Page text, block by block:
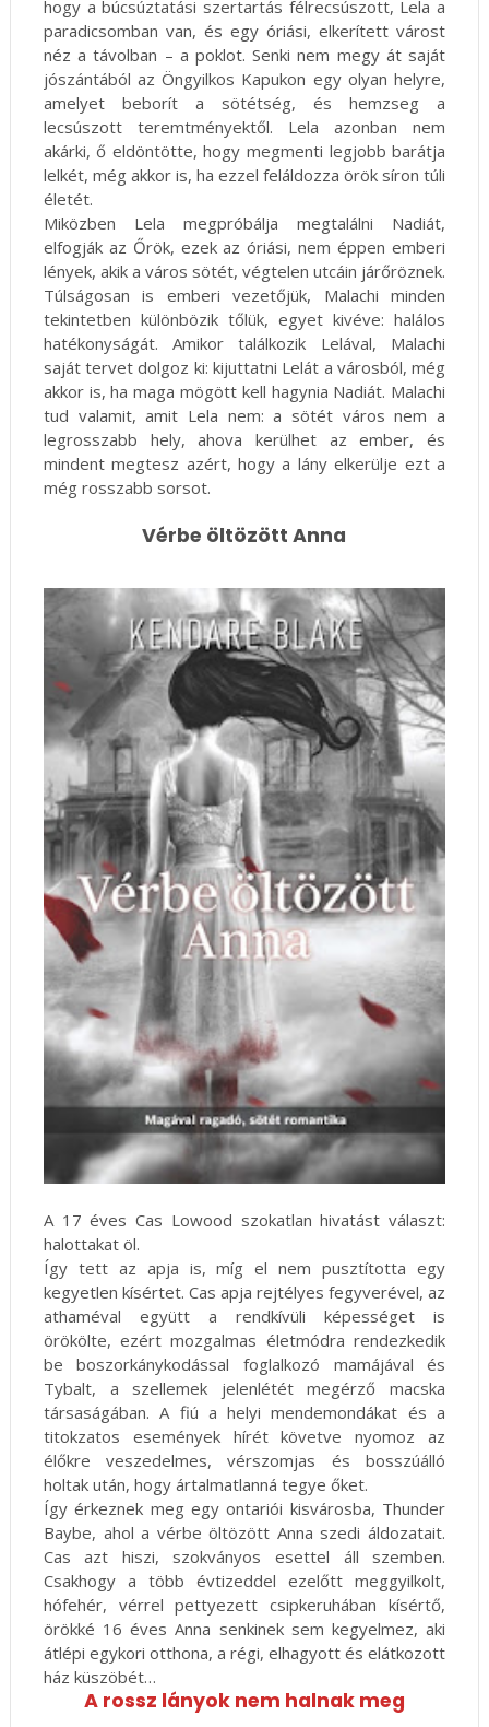
hogy a búcsúztatási szertartás félrecsúszott, Lela a
paradicsomban van, és egy óriási, elkerített várost
néz a távolban – a poklot. Senki nem megy át saját
jószántából az Öngyilkos Kapukon egy olyan helyre,
amelyet beborít a sötétség, és hemzseg a
lecsúszott teremtményektől. Lela azonban nem
akárki, ő eldöntötte, hogy megmenti legjobb barátja
lelkét, még akkor is, ha ezzel feláldozza örök síron túli
életét.
Miközben Lela megpróbálja megtalálni Nadiát,
elfogják az Őrök, ezek az óriási, nem éppen emberi
lények, akik a város sötét, végtelen utcáin járőröznek.
Túlságosan is emberi vezetőjük, Malachi minden
tekintetben különbözik tőlük, egyet kivéve: halálos
hatékonyságát. Amikor találkozik Lelával, Malachi
saját tervet dolgoz ki: kijuttatni Lelát a városból, még
akkor is, ha maga mögött kell hagynia Nadiát. Malachi
tud valamit, amit Lela nem: a sötét város nem a
legrosszabb hely, ahova kerülhet az ember, és
mindent megtesz azért, hogy a lány elkerülje ezt a
még rosszabb sorsot.
Vérbe öltözött Anna
A 17 éves Cas Lowood szokatlan hivatást választ:
halottakat öl.
Így tett az apja is, míg el nem pusztította egy
kegyetlen kísértet. Cas apja rejtélyes fegyverével, az
athaméval együtt a rendkívüli képességet is
örökölte, ezért mozgalmas életmódra rendezkedik
be boszorkánykodással foglalkozó mamájával és
Tybalt, a szellemek jelenlétét megérző macska
társaságában. A fiú a helyi mendemondákat és a
titokzatos események hírét követve nyomoz az
élőkre veszedelmes, vérszomjas és bosszúálló
holtak után, hogy ártalmatlanná tegye őket.
Így érkeznek meg egy ontariói kisvárosba, Thunder
Baybe, ahol a vérbe öltözött Anna szedi áldozatait.
Cas azt hiszi, szokványos esettel áll szemben.
Csakhogy a több évtizeddel ezelőtt meggyilkolt,
hófehér, vérrel pettyezett csipkeruhában kísértő,
örökké 16 éves Anna senkinek sem kegyelmez, aki
átlépi egykori otthona, a régi, elhagyott és elátkozott
ház küszöbét…
A rossz lányok nem halnak meg